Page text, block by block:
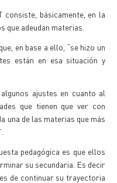
consiste, básicamente, en la
que adeudan materias.
en base a ello, “se hizo un
están en esa situación y
ajustes en cuanto al
que tienen que ver con
una de las materias que más
pedagógica es que ellos
su secundaria. Es decir
de continuar su trayectoria